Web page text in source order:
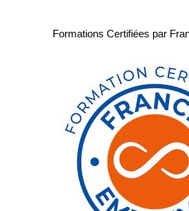
Formations Certifiées par